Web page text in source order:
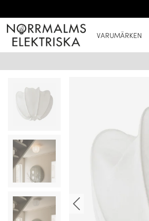
VARUMÄRKEN